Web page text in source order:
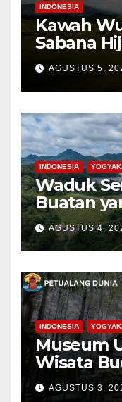
INDONESIA
Kawah
Sabana
AGUSTUS 5,
INDONESIA
Waduk
Buatan
Progo
AGUSTUS 4,
INDONESIA
Museum
Wisata
Elegan di
AGUSTUS 3,